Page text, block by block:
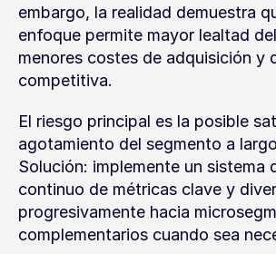
embargo, la realidad demuestra
enfoque permite mayor lealtad
menores costes de adquisición y
competitiva.
El riesgo principal es la posible
agotamiento del segmento a
Solución: implemente un sistema
continuo de métricas clave y
progresivamente hacia
complementarios cuando sea